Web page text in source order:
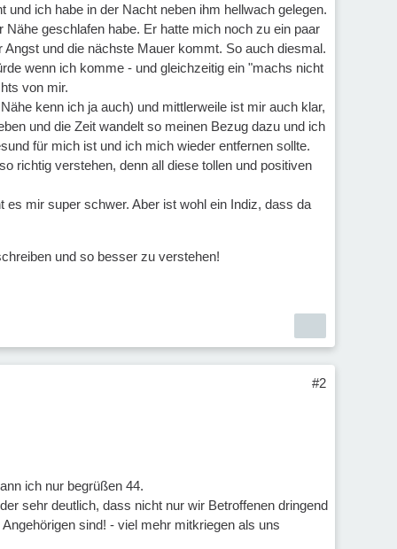
ich habe in der Nacht neben ihm hellwach gelegen.
geschlafen habe. Er hatte mich noch zu ein paar
und die nächste Mauer kommt. So auch diesmal.
wenn ich komme - und gleichzeitig ein "machs nicht
von mir.
kenn ich ja auch) und mittlerweile ist mir auch klar,
und die Zeit wandelt so meinen Bezug dazu und ich
für mich ist und ich mich wieder entfernen sollte.
richtig verstehen, denn all diese tollen und positiven
mir super schwer. Aber ist wohl ein Indiz, dass da
und so besser zu verstehen!
#2
ich nur begrüßen 44.
sehr deutlich, dass nicht nur wir Betroffenen dringend
sind! - viel mehr mitkriegen als uns